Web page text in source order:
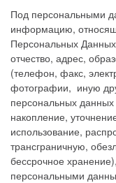
Под персональными
информацию,
Персональных
отчество, адрес,
(телефон, факс,
фотографии, иную
персональных
накопление,
использование,
трансграничную,
бессрочное
персональными